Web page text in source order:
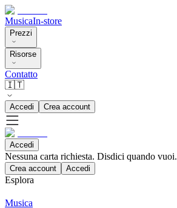
MusicaIn-store
Prezzi
Risorse
Contatto
🇮🇹
Accedi Crea account
Accedi
Nessuna carta richiesta. Disdici quando vuoi.
Crea account Accedi
Esplora
Musica